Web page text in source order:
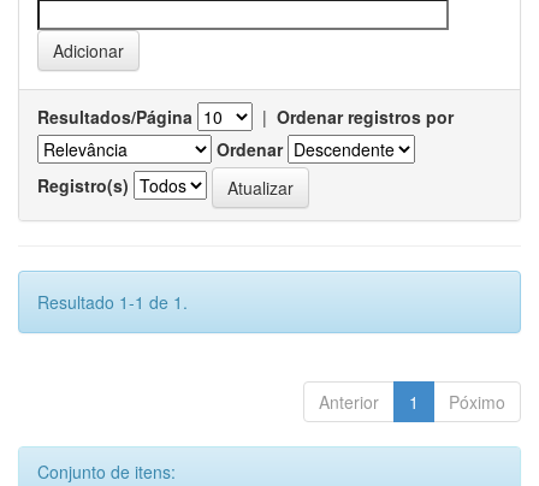
Resultados/Página | Ordenar registros por
Ordenar
Registro(s)
Resultado 1-1 de 1.
Anterior 1 Póximo
Conjunto de itens: